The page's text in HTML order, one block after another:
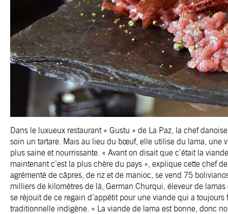
Dans le luxueux restaurant « Gustu » de La Paz, la chef
soin un tartare. Mais au lieu du bœuf, elle utilise du lama, une
plus saine et nourrissante. « Avant on disait que c’était la
maintenant c’est la plus chère du pays », explique cette chef
agrémenté de câpres, de riz et de manioc, se vend 75
milliers de kilomètres de là, German Churqui, éleveur de
se réjouit de ce regain d’appétit pour une viande qui a toujours
traditionnelle indigène. « La viande de lama est bonne, donc